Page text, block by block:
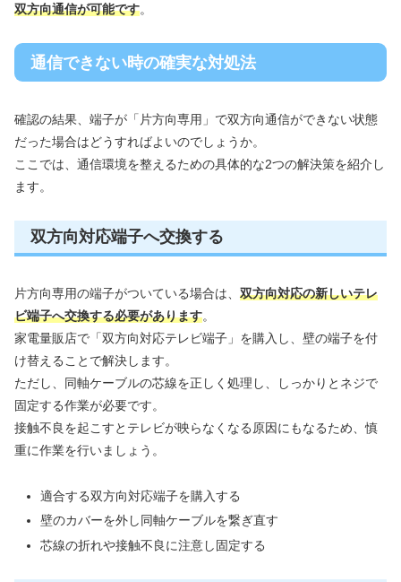
双方向通信が可能です。
通信できない時の確実な対処法
確認の結果、端子が「片方向専用」で双方向通信ができない状態
だった場合はどうすればよいのでしょうか。
ここでは、通信環境を整えるための具体的な2つの解決策を紹介し
ます。
双方向対応端子へ交換する
片方向専用の端子がついている場合は、 双方向対応の新しいテレ
ビ端子へ交換する必要があります。
家電量販店で「双方向対応テレビ端子」を購入し、壁の端子を付
け替えることで解決します。
ただし、同軸ケーブルの芯線を正しく処理し、しっかりとネジで
固定する作業が必要です。
接触不良を起こすとテレビが映らなくなる原因にもなるため、慎
重に作業を行いましょう。
適合する双方向対応端子を購入する
壁のカバーを外し同軸ケーブルを繋ぎ直す
芯線の折れや接触不良に注意し固定する